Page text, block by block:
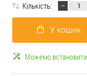
Кількість:
У кошик
Можемо встановити